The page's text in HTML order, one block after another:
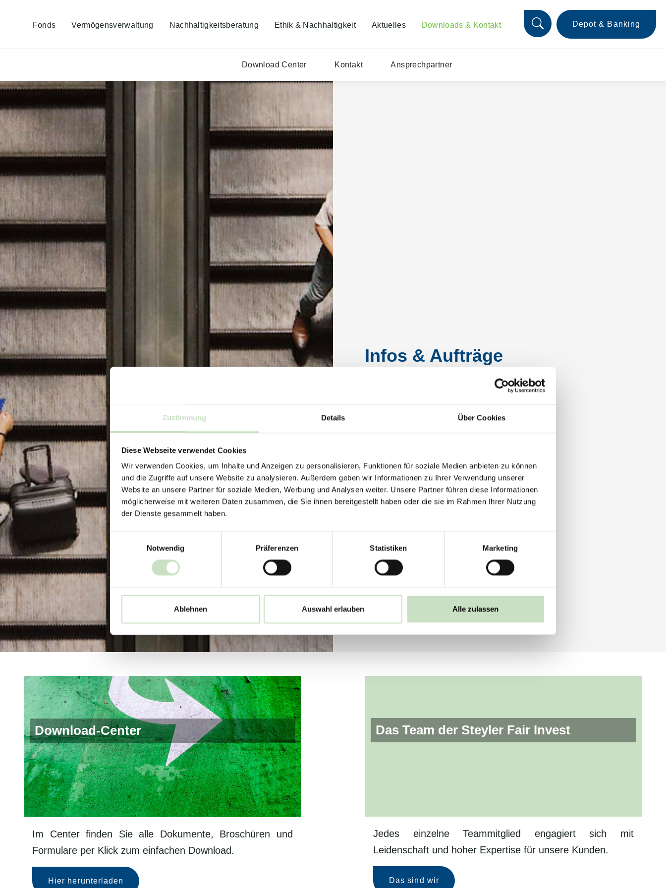
Zustimmung Details Über Cookies
Diese Webseite verwendet Cookies
Wir verwenden Cookies, um Inhalte und Anzeigen zu personalisieren, Funktionen für soziale Medien anbieten zu können
und die Zugriffe auf unsere Website zu analysieren. Außerdem geben wir Informationen zu Ihrer Verwendung unserer
Website an unsere Partner für soziale Medien, Werbung und Analysen weiter. Unsere Partner führen diese Informationen
möglicherweise mit weiteren Daten zusammen, die Sie ihnen bereitgestellt haben oder die sie im Rahmen Ihrer Nutzung
der Dienste gesammelt haben.
Notwendig
Präferenzen Statistiken Marketing
Ablehnen Auswahl erlauben Alle zulassen
Fonds Vermögensverwaltung Nachhaltigkeitsberatung Ethik & Nachhaltigkeit Aktuelles Downloads & Kontakt Depot & Banking
Download Center Kontakt Ansprechpartner
Infos & Aufträge
Download-Center
Im Center finden Sie alle Dokumente, Broschüren und
Formulare per Klick zum einfachen Download.
Hier herunterladen
Das Team der Steyler Fair Invest
Jedes einzelne Teammitglied engagiert sich mit
Leidenschaft und hoher Expertise für unsere Kunden.
Das sind wir